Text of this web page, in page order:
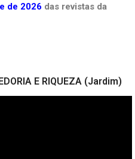
de 2026 das revistas da
E RIQUEZA (Jardim)